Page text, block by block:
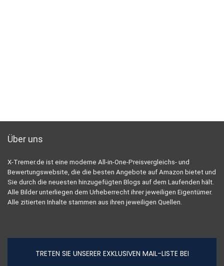
Über uns
X-Tremer.de ist eine moderne All-in-One-Preisvergleichs- und
Bewertungswebsite, die die besten Angebote auf Amazon bietet und
Sie durch die neuesten hinzugefügten Blogs auf dem Laufenden hält.
Alle Bilder unterliegen dem Urheberrecht ihrer jeweiligen Eigentümer.
Alle zitierten Inhalte stammen aus ihren jeweiligen Quellen.
TRETEN SIE UNSERER EXKLUSIVEN MAIL-LISTE BEI